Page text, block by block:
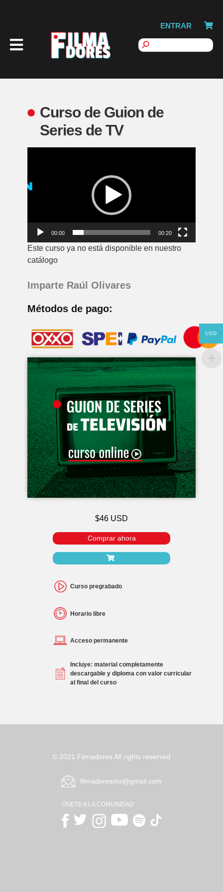
ENTRAR
Curso de Guion de
Series de TV
00:00 00:20
Este curso ya no está disponible en nuestro
catálogo
Imparte Raúl Olivares
Métodos de pago:
$46 USD
Comprar ahora
Curso pregrabado
Horario libre
Acceso permanente
Incluye: material completamente
descargable y diploma con valor curricular
al final del curso
© 2021 Filmadores All rights reserved
ﬁlmadoresmx@gmail.com
ÚNETE A LA COMUNIDAD
USD